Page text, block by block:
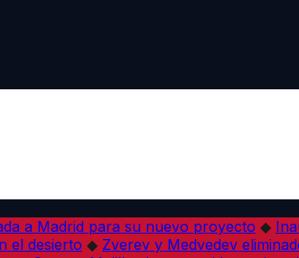
a Madrid para su nuevo proyecto ◆
el desierto ◆ Zverev y Medvedev